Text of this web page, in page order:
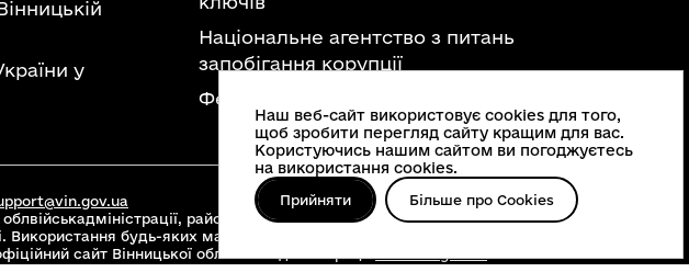
у
Національне агентство з питань
запобігання корупції
Федерація професійних спілок України
районні військові адміністрації, територіальні
Використання будь-яких матеріалів, що опубліковані на цьому сайті,
сайт Вінницької облвійськадміністрації
Наш веб-сайт використовує cookies для того,
щоб зробити перегляд сайту кращим для вас.
Користуючись нашим сайтом ви погоджуєтесь
на використання cookies.
Прийняти Більше про Cookies